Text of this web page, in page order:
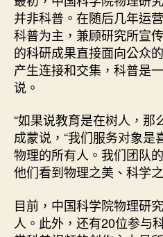
并非科普。在随后几年运
科普为主，兼顾研究所宣
的科研成果直接面向公众
产生连接和交集，科普是
说。
“如果说教育是在树人，那
成蒙说，“我们服务对象
物理的所有人。我们团队
他们看到物理之美、科学
目前，中国科学院物理研
人。此外，还有20位参与